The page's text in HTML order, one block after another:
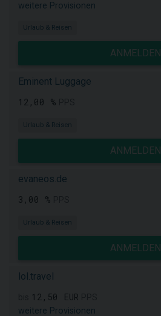
weitere Provisionen
Urlaub & Reisen
ANMELDEN
Eminent Luggage
12,00 %
Urlaub & Reisen
ANMELDEN
evaneos.de
3,00 %
Urlaub & Reisen
ANMELDEN
lol.travel
12,50 EUR
weitere Provisionen